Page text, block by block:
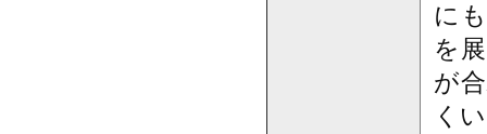
に
を
が
く